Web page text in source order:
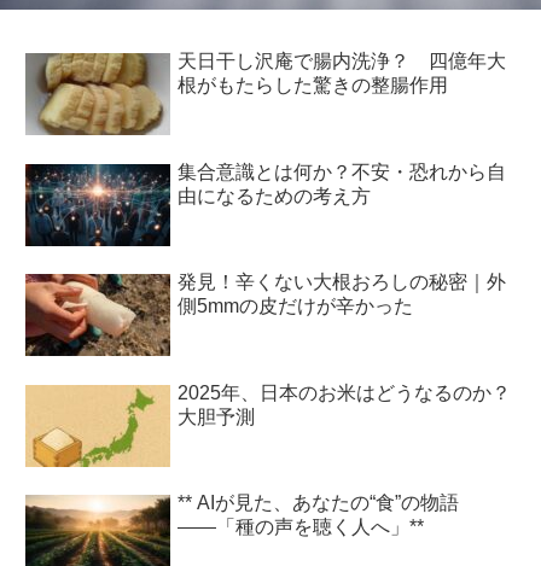
天日干し沢庵で腸内洗浄？ 四億年大
根がもたらした驚きの整腸作用
集合意識とは何か？不安・恐れから自
由になるための考え方
発見！辛くない大根おろしの秘密｜外
側5mmの皮だけが辛かった
2025年、日本のお米はどうなるのか？
大胆予測
** AIが見た、あなたの“食”の物語
――「種の声を聴く人へ」**